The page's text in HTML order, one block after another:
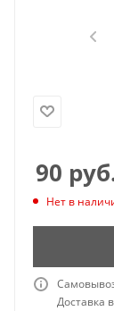
90
Нет в
Доставка